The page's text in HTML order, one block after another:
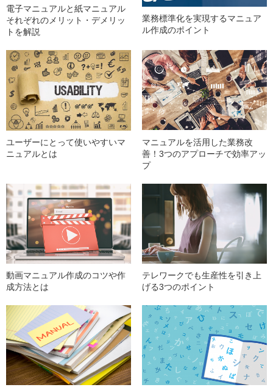
電子マニュアルと紙マニュアル
それぞれのメリット・デメリッ
トを解説
業務標準化を実現するマニュア
ル作成のポイント
ユーザーにとって使いやすいマ
ニュアルとは
マニュアルを活用した業務改
善！3つのアプローチで効率アッ
プ
動画マニュアル作成のコツや作
成方法とは
テレワークでも生産性を引き上
げる3つのポイント